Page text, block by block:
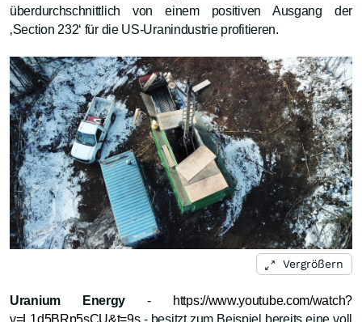
überdurchschnittlich von einem positiven Ausgang der
‚Section 232‘ für die US-Uranindustrie profitieren.
Vergrößern
Uranium Energy -
https://www.youtube.com/watch?